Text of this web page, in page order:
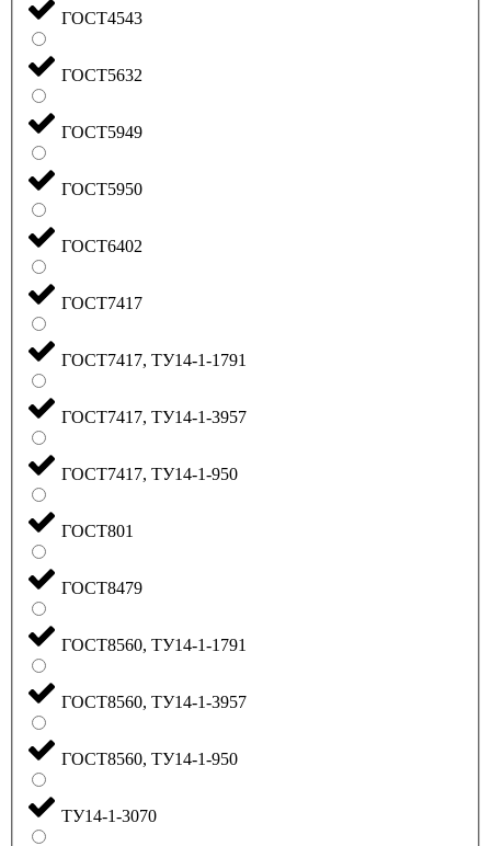
ГОСТ4543
ГОСТ5632
ГОСТ5949
ГОСТ5950
ГОСТ6402
ГОСТ7417
ГОСТ7417, ТУ14-1-1791
ГОСТ7417, ТУ14-1-3957
ГОСТ7417, ТУ14-1-950
ГОСТ801
ГОСТ8479
ГОСТ8560, ТУ14-1-1791
ГОСТ8560, ТУ14-1-3957
ГОСТ8560, ТУ14-1-950
ТУ14-1-3070